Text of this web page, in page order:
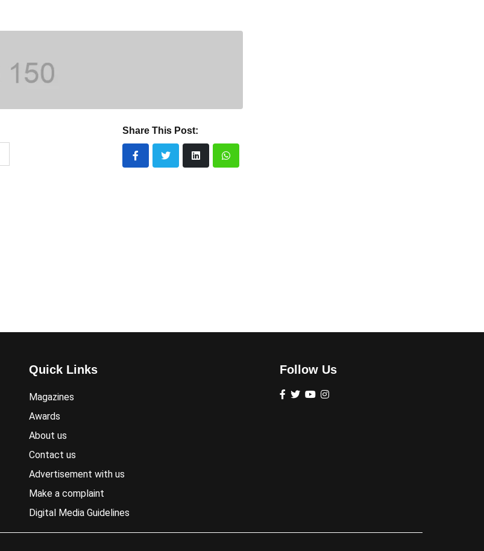
Share This Post:
Quick Links
Magazines
Awards
About us
Contact us
Advertisement with us
Make a complaint
Digital Media Guidelines
Follow Us